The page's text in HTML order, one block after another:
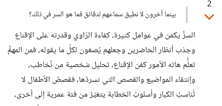
2
بينما آخرون لا نطيق سماعهم لدقائق فما هو السر في ذلك؟
السرُّ يكمن في عوامل كثيرة، كفاءة الرّاوي وقدرته على الإقناع
وجذب أنظار الحاضرين وجعلهم يُصغون لكلّ ما يقوله، فمن المهمُّ
تعلُّم هاته الأمور كفن الإقناع، تحليل شخصية من نُخاطب،
وإنتقاء المواضيع والقصص التي نسردُها، فقصصُ الأطفال لا
تُناسبُ الكبار وأسلوبُ الخطابة يتغيّرُ من فئة عمرية إلى أخرى،